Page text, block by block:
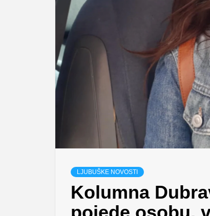
LJUBUŠKE NOVOSTI
Kolumna